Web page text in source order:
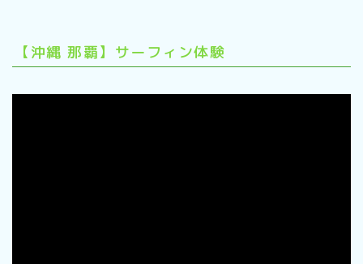
【沖縄 那覇】サーフィン体験